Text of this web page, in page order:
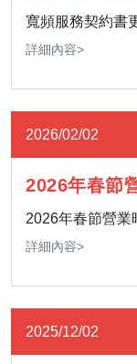
寬頻服務契約書
詳細內容>
2026/02/02
2026年春節
2026年春節營業
詳細內容>
2025/12/02